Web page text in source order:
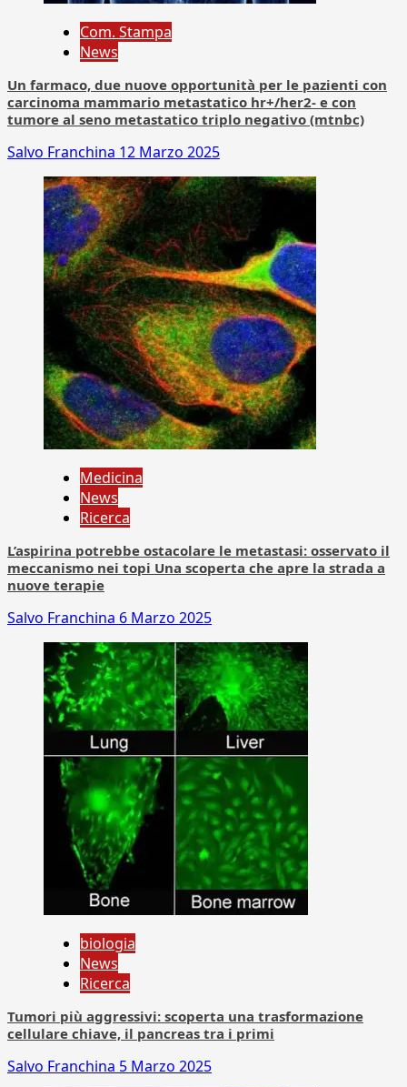
Com. Stampa
News
Un farmaco, due nuove opportunità per le pazienti con
carcinoma mammario metastatico hr+/her2- e con
tumore al seno metastatico triplo negativo (mtnbc)
Salvo Franchina 12 Marzo 2025
Medicina
News
Ricerca
L’aspirina potrebbe ostacolare le metastasi: osservato il
meccanismo nei topi Una scoperta che apre la strada a
nuove terapie
Salvo Franchina 6 Marzo 2025
biologia
News
Ricerca
Tumori più aggressivi: scoperta una trasformazione
cellulare chiave, il pancreas tra i primi
Salvo Franchina 5 Marzo 2025